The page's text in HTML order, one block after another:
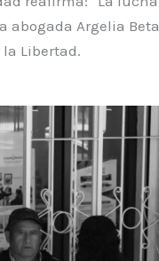
abogada Argelia
Libertad.